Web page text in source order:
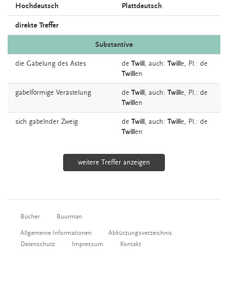
Hochdeutsch Plattdeutsch
direkte Treffer
Substantive
die Gabelung des Astes de Twill , auch: Twill e, Pl.: de
Twill en
gabelförmige Verästelung de Twill , auch: Twill e, Pl.: de
Twill en
sich gabelnder Zweig de Twill , auch: Twill e, Pl.: de
Twill en
weitere Treffer anzeigen
Bücher Buurman
Allgemeine Informationen
Abkürzungsverzeichnis
Datenschutz
Impressum Kontakt